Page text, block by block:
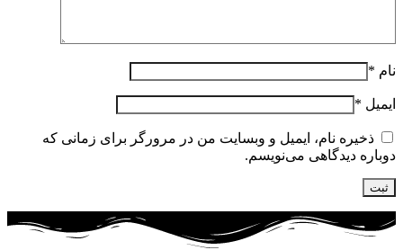
نام *
ایمیل *
ذخیره نام، ایمیل و وبسایت من در مرورگر برای زمانی که
دوباره دیدگاهی می‌نویسم.